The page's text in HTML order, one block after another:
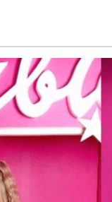
Gila
-
Berita
Hiburan